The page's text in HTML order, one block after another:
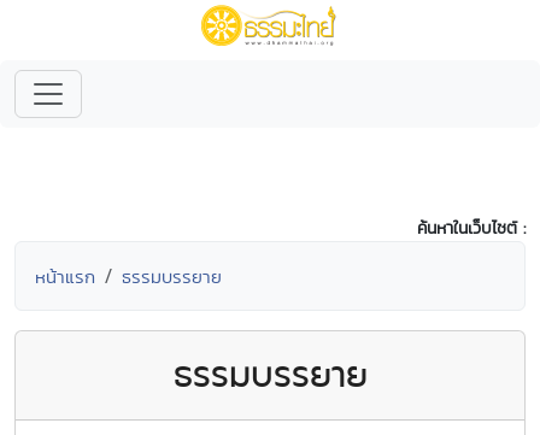
ค้นหาในเว็บไซต์ :
หน้าแรก ธรรมบรรยาย
ธรรมบรรยาย